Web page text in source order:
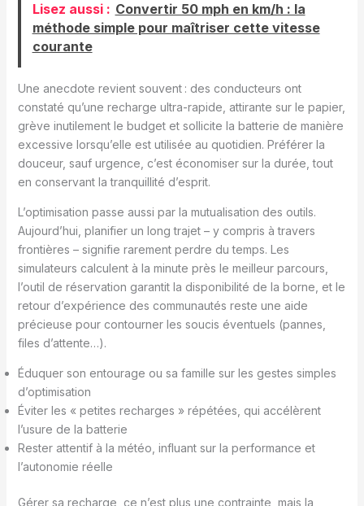
Lisez aussi : Convertir 50 mph en km/h : la
méthode simple pour maîtriser cette vitesse
courante
Une anecdote revient souvent : des conducteurs ont
constaté qu’une recharge ultra-rapide, attirante sur le papier,
grève inutilement le budget et sollicite la batterie de manière
excessive lorsqu’elle est utilisée au quotidien. Préférer la
douceur, sauf urgence, c’est économiser sur la durée, tout
en conservant la tranquillité d’esprit.
L’optimisation passe aussi par la mutualisation des outils.
Aujourd’hui, planifier un long trajet – y compris à travers
frontières – signifie rarement perdre du temps. Les
simulateurs calculent à la minute près le meilleur parcours,
l’outil de réservation garantit la disponibilité de la borne, et le
retour d’expérience des communautés reste une aide
précieuse pour contourner les soucis éventuels (pannes,
files d’attente…).
Éduquer son entourage ou sa famille sur les gestes simples
d’optimisation
Éviter les « petites recharges » répétées, qui accélèrent
l’usure de la batterie
Rester attentif à la météo, influant sur la performance et
l’autonomie réelle
Gérer sa recharge, ce n’est plus une contrainte, mais la